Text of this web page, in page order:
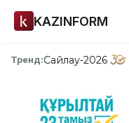
KAZINFORM
Тренд:Сайлау-2026